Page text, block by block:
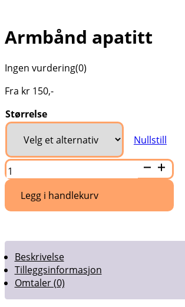
Armbånd apatitt
Ingen vurdering(0)
Fra kr 150,-
Størrelse
Nullstill
Armbånd
apatitt
antall
Legg i handlekurv
Beskrivelse
Tilleggsinformasjon
Omtaler (0)